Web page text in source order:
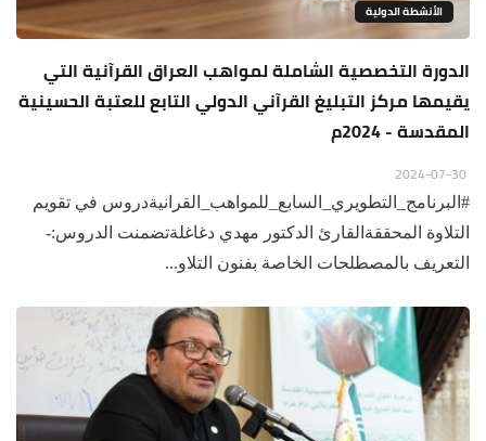
الأنشطة الدولية
الدورة التخصصية الشاملة لمواهب العراق القرآنية التي
يقيمها مركز التبليغ القرآني الدولي التابع للعتبة الحسينية
المقدسة - 2024م
#البرنامج_التطويري_السابع_للمواهب_القرانيةدروس في تقويم
التلاوة المحققةالقارئ الدكتور مهدي دغاغلةتضمنت الدروس:-
التعريف بالمصطلحات الخاصة بفنون التلاو...